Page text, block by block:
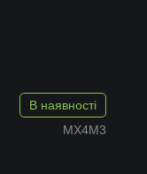
MX4M3
В наявності